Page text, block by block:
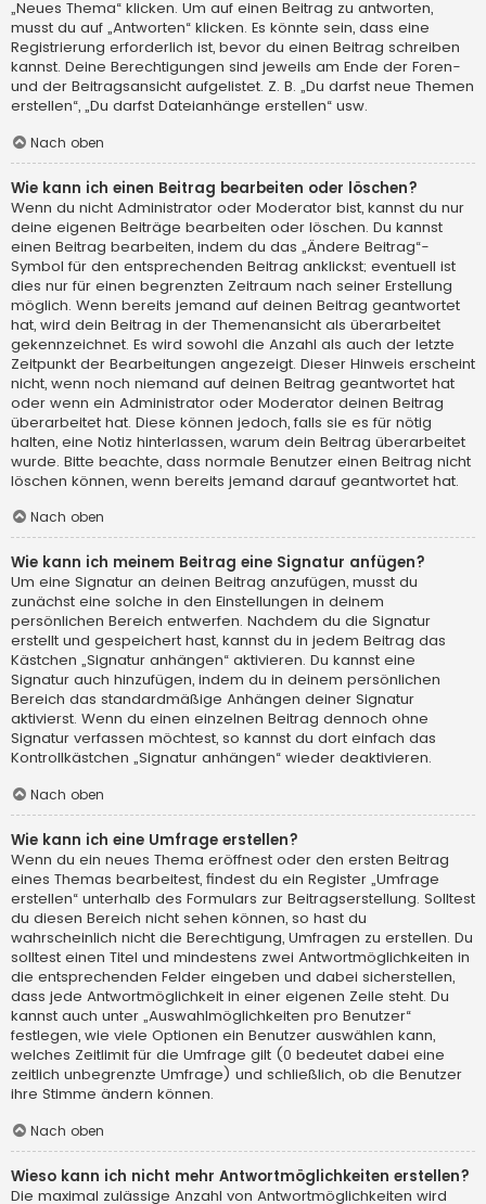
„Neues Thema“ klicken. Um auf einen Beitrag zu antworten,
musst du auf „Antworten“ klicken. Es könnte sein, dass eine
Registrierung erforderlich ist, bevor du einen Beitrag schreiben
kannst. Deine Berechtigungen sind jeweils am Ende der Foren-
und der Beitragsansicht aufgelistet. Z. B. „Du darfst neue Themen
erstellen“, „Du darfst Dateianhänge erstellen“ usw.
Nach oben
Wie kann ich einen Beitrag bearbeiten oder löschen?
Wenn du nicht Administrator oder Moderator bist, kannst du nur
deine eigenen Beiträge bearbeiten oder löschen. Du kannst
einen Beitrag bearbeiten, indem du das „Ändere Beitrag“-
Symbol für den entsprechenden Beitrag anklickst; eventuell ist
dies nur für einen begrenzten Zeitraum nach seiner Erstellung
möglich. Wenn bereits jemand auf deinen Beitrag geantwortet
hat, wird dein Beitrag in der Themenansicht als überarbeitet
gekennzeichnet. Es wird sowohl die Anzahl als auch der letzte
Zeitpunkt der Bearbeitungen angezeigt. Dieser Hinweis erscheint
nicht, wenn noch niemand auf deinen Beitrag geantwortet hat
oder wenn ein Administrator oder Moderator deinen Beitrag
überarbeitet hat. Diese können jedoch, falls sie es für nötig
halten, eine Notiz hinterlassen, warum dein Beitrag überarbeitet
wurde. Bitte beachte, dass normale Benutzer einen Beitrag nicht
löschen können, wenn bereits jemand darauf geantwortet hat.
Nach oben
Wie kann ich meinem Beitrag eine Signatur anfügen?
Um eine Signatur an deinen Beitrag anzufügen, musst du
zunächst eine solche in den Einstellungen in deinem
persönlichen Bereich entwerfen. Nachdem du die Signatur
erstellt und gespeichert hast, kannst du in jedem Beitrag das
Kästchen „Signatur anhängen“ aktivieren. Du kannst eine
Signatur auch hinzufügen, indem du in deinem persönlichen
Bereich das standardmäßige Anhängen deiner Signatur
aktivierst. Wenn du einen einzelnen Beitrag dennoch ohne
Signatur verfassen möchtest, so kannst du dort einfach das
Kontrollkästchen „Signatur anhängen“ wieder deaktivieren.
Nach oben
Wie kann ich eine Umfrage erstellen?
Wenn du ein neues Thema eröffnest oder den ersten Beitrag
eines Themas bearbeitest, findest du ein Register „Umfrage
erstellen“ unterhalb des Formulars zur Beitragserstellung. Solltest
du diesen Bereich nicht sehen können, so hast du
wahrscheinlich nicht die Berechtigung, Umfragen zu erstellen. Du
solltest einen Titel und mindestens zwei Antwortmöglichkeiten in
die entsprechenden Felder eingeben und dabei sicherstellen,
dass jede Antwortmöglichkeit in einer eigenen Zeile steht. Du
kannst auch unter „Auswahlmöglichkeiten pro Benutzer“
festlegen, wie viele Optionen ein Benutzer auswählen kann,
welches Zeitlimit für die Umfrage gilt (0 bedeutet dabei eine
zeitlich unbegrenzte Umfrage) und schließlich, ob die Benutzer
ihre Stimme ändern können.
Nach oben
Wieso kann ich nicht mehr Antwortmöglichkeiten erstellen?
Die maximal zulässige Anzahl von Antwortmöglichkeiten wird